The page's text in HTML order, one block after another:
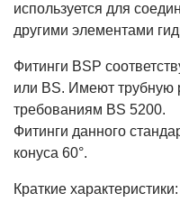
используется для
другими элементами
Фитинги BSP
или BS. Имеют трубную
требованиям BS 5200.
Фитинги данного
конуса 60°.
Краткие характеристики: